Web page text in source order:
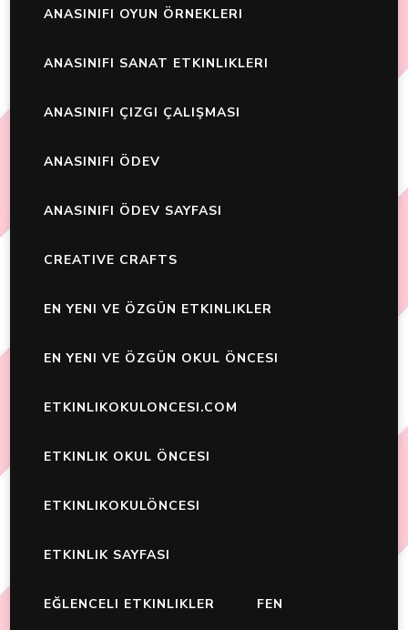
ANASINIFI OYUN ÖRNEKLERI
ANASINIFI SANAT ETKINLIKLERI
ANASINIFI ÇIZGI ÇALIŞMASI
ANASINIFI ÖDEV
ANASINIFI ÖDEV SAYFASI
CREATIVE CRAFTS
EN YENI VE ÖZGÜN ETKINLIKLER
EN YENI VE ÖZGÜN OKUL ÖNCESI
ETKINLIKOKULONCESI.COM
ETKINLIK OKUL ÖNCESI
ETKINLIKOKULÖNCESI
ETKINLIK SAYFASI
EĞLENCELI ETKINLIKLER FEN